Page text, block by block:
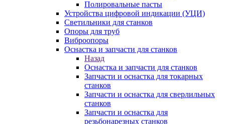
Полировальные пасты
Устройства цифровой индикации (УЦИ)
Светильники для станков
Опоры для труб
Виброопоры
Оснастка и запчасти для станков
Назад
Оснастка и запчасти для станков
Запчасти и оснастка для токарных
станков
Запчасти и оснастка для сверлильных
станков
Запчасти и оснастка для
резьбонарезных станков